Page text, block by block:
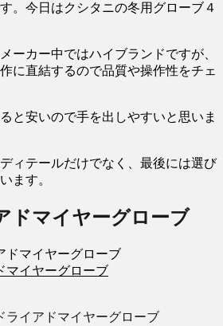
。今日はクシタニの冬用グローブ４
ーカー中ではハイブランドですが、
に直結するので品質や操作性をチェ
と安いので手を出しやすいと思いま
ィテールだけでなく、最後には選び
ます。
ドマイヤーグローブ
マイヤーグローブ
ライアドマイヤーグローブ